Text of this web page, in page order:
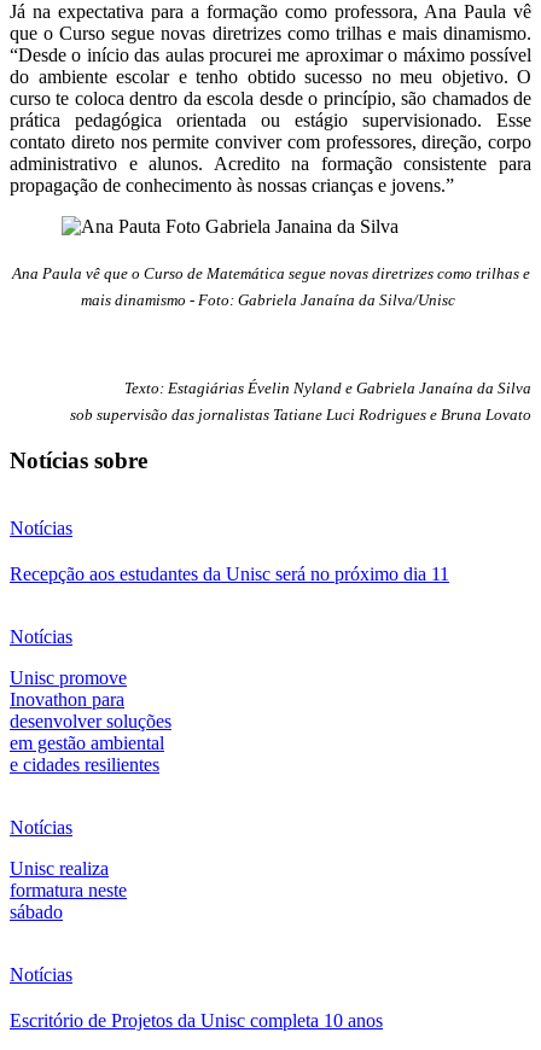
Já na expectativa para a formação como professora, Ana Paula vê
que o Curso segue novas diretrizes como trilhas e mais dinamismo.
“Desde o início das aulas procurei me aproximar o máximo possível
do ambiente escolar e tenho obtido sucesso no meu objetivo. O
curso te coloca dentro da escola desde o princípio, são chamados de
prática pedagógica orientada ou estágio supervisionado. Esse
contato direto nos permite conviver com professores, direção, corpo
administrativo e alunos. Acredito na formação consistente para
propagação de conhecimento às nossas crianças e jovens.”
Ana Paula vê que o Curso de Matemática segue novas diretrizes como trilhas e
mais dinamismo - Foto: Gabriela Janaína da Silva/Unisc
Texto: Estagiárias Évelin Nyland e Gabriela Janaína da Silva
sob supervisão das jornalistas Tatiane Luci Rodrigues e Bruna Lovato
Notícias sobre
Notícias
Recepção aos estudantes da Unisc será no próximo dia 11
Notícias
Unisc promove
Inovathon para
desenvolver soluções
em gestão ambiental
e cidades resilientes
Notícias
Unisc realiza
formatura neste
sábado
Notícias
Escritório de Projetos da Unisc completa 10 anos